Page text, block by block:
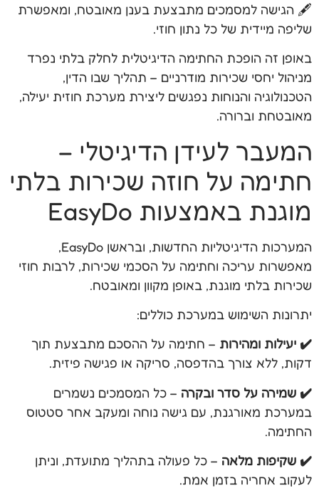
🖋️ הגישה למסמכים מתבצעת בענן מאובטח, ומאפשרת
שליפה מיידית של כל נתון חוזי.
באופן זה הופכת החתימה הדיגיטלית לחלק בלתי נפרד
מניהול יחסי שכירות מודרניים – תהליך שבו הדין,
הטכנולוגיה והנוחות נפגשים ליצירת מערכת חוזית יעילה,
מאובטחת וברורה.
המעבר לעידן הדיגיטלי –
חתימה על חוזה שכירות בלתי
מוגנת באמצעות EasyDo
המערכות הדיגיטליות החדשות, ובראשן EasyDo,
מאפשרות עריכה וחתימה על הסכמי שכירות, לרבות חוזי
שכירות בלתי מוגנת, באופן מקוון ומאובטח.
יתרונות השימוש במערכת כוללים:
✔️ יעילות ומהירות – חתימה על ההסכם מתבצעת תוך
דקות, ללא צורך בהדפסה, סריקה או פגישה פיזית.
✔️ שמירה על סדר ובקרה – כל המסמכים נשמרים
במערכת מאורגנת, עם גישה נוחה ומעקב אחר סטטוס
החתימה.
✔️ שקיפות מלאה – כל פעולה בתהליך מתועדת, וניתן
לעקוב אחריה בזמן אמת.